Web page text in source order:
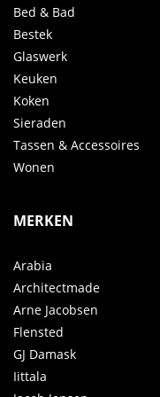
Bed & Bad
Bestek
Glaswerk
Keuken
Koken
Sieraden
Tassen & Accessoires
Wonen
MERKEN
Arabia
Architectmade
Arne Jacobsen
Flensted
GJ Damask
Iittala